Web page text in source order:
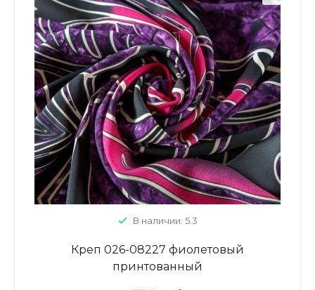
В наличии: 5.3
Креп 026-08227 фиолетовый
принтованный